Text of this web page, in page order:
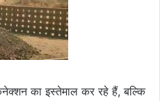
का इस्तेमाल कर रहे हैं, बल्कि